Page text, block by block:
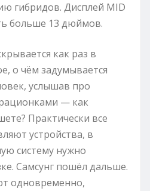
гибридов. Дисплей MID
больше 13 дюймов.
как раз в
о чём задумывается
услышав про
— как
Практически все
устройства, в
систему нужно
Самсунг пошёл дальше.
одновременно,